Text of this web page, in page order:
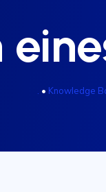
• Knowledge